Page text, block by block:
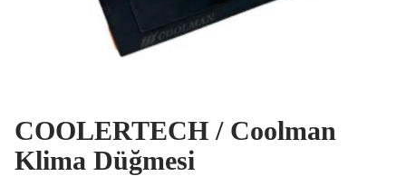
COOLERTECH / Coolman
Klima Düğmesi